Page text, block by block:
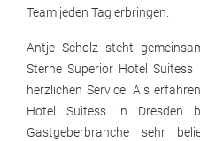
Team jeden Tag erbringen.
Antje Scholz steht
Sterne Superior Hotel
herzlichen Service. Als
Hotel Suitess in Dresden
Gastgeberbranche sehr